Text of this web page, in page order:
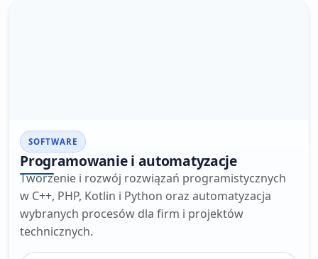
SOFTWARE
Programowanie i automatyzacje
Tworzenie i rozwój rozwiązań programistycznych
w C++, PHP, Kotlin i Python oraz automatyzacja
wybranych procesów dla firm i projektów
technicznych.